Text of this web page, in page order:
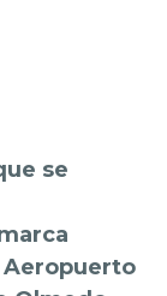
se
Aeropuerto